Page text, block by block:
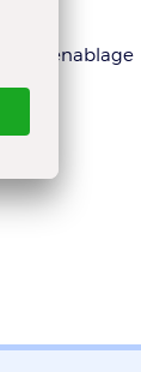
Datenablage